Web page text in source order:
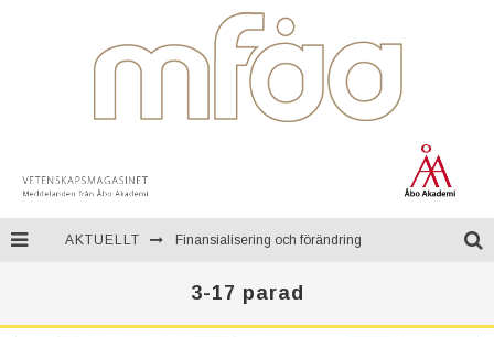
AKTUELLT Finansialisering och förändring
En resa genom Mongoliet
Teknologi för kontinuerlig övervakning av miljön
3-17 parad